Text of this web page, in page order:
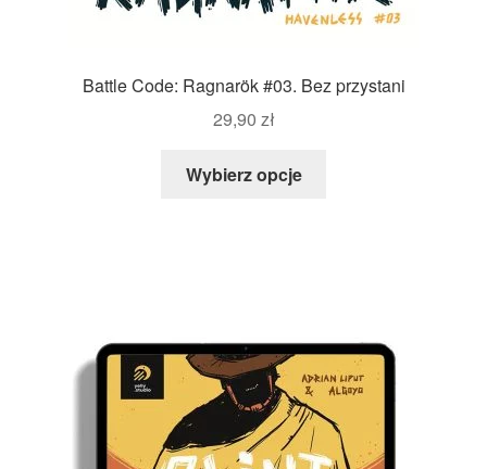
Battle Code: Ragnarök #03. Bez przystani
29,90 zł
Wybierz opcje